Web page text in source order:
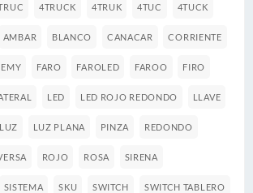
4TRUCK 4TRUK 4TUC 4TUCK
AMBAR BLANCO CANACAR CORRIENTE
FARO FAROLED FAROO FIRO
LED LED ROJO REDONDO LLAVE
LUZ LUZ PLANA PINZA REDONDO
ROJO ROSA SIRENA
SISTEMA SKU SWITCH SWITCH TABLERO